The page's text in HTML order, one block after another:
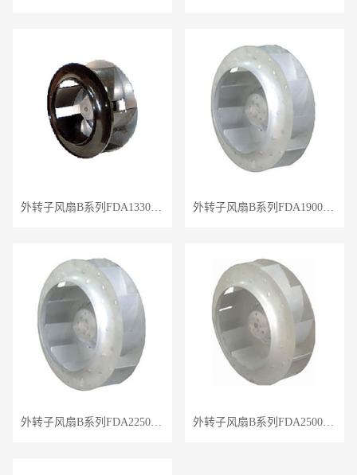
外转子风扇B系列FDA133040/BC 外转子风扇B系列FDA190040/BC
外转子风扇B系列FDA225050/BC 外转子风扇B系列FDA250055/BC